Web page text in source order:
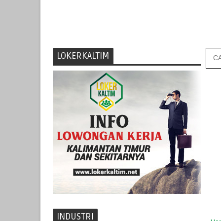
LOKERKALTIM
INDUSTRI